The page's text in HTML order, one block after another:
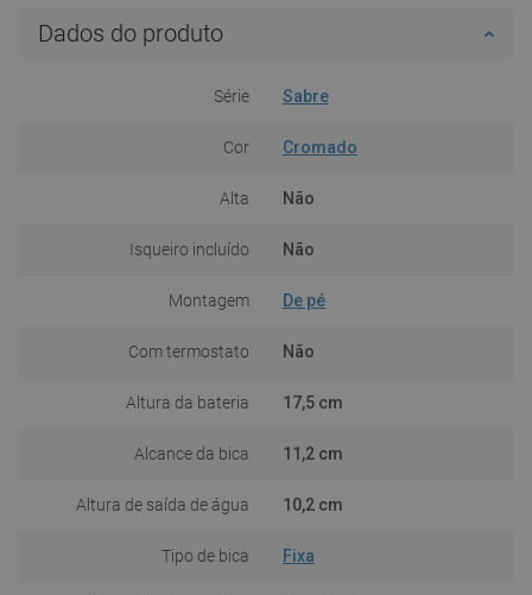
Dados do produto
Série Sabre
Cor Cromado
Alta Não
Isqueiro incluído Não
Montagem De pé
Com termostato Não
Altura da bateria 17,5 cm
Alcance da bica 11,2 cm
Altura de saída de água 10,2 cm
Tipo de bica Fixa